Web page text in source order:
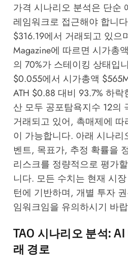
가격 시나리오 분석은 단순
레임워크로 접근해야 합니
$316.19에서 거래되고 있으
Magazine에 따르면 시가총
의 70%가 스테이킹 상태입
$0.055에서 시가총액
ATH $0.88 대비 93.7% 하
산 모두 공포탐욕지수 12의
거래되고 있어, 촉매제에
이 가능합니다. 아래 시나리
벤트, 목표가, 추정 확률을
리스크를 정량적으로 평가
니다. 모든 수치는 현재 시
턴에 기반하며, 개별 투자
임워크임을 유의하시기 바
TAO 시나리오 분석:
래 경로